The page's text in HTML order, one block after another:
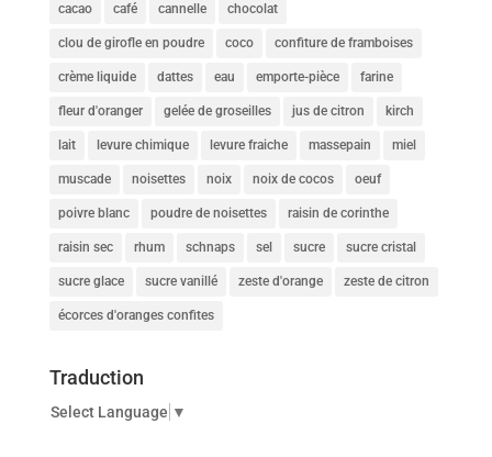
cacao café cannelle chocolat
clou de girofle en poudre coco confiture de framboises
crème liquide dattes eau emporte-pièce farine
fleur d'oranger gelée de groseilles jus de citron kirch
lait levure chimique levure fraiche massepain miel
muscade noisettes noix noix de cocos oeuf
poivre blanc poudre de noisettes raisin de corinthe
raisin sec rhum schnaps sel sucre sucre cristal
sucre glace sucre vanillé zeste d'orange zeste de citron
écorces d'oranges confites
Traduction
Select Language ▼